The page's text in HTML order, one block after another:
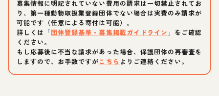
募集情報に明記されていない費用の請求は一切禁止されてお
り、第一種動物取扱業登録団体でない場合は実費のみ請求が
可能です（任意による寄付は可能）。
詳しくは「団体登録基準・募集掲載ガイドライン 」をご確認
ください。
もし応募後に不当な請求があった場合、保護団体の再審査を
しますので、お手数ですがこちら よりご連絡ください。